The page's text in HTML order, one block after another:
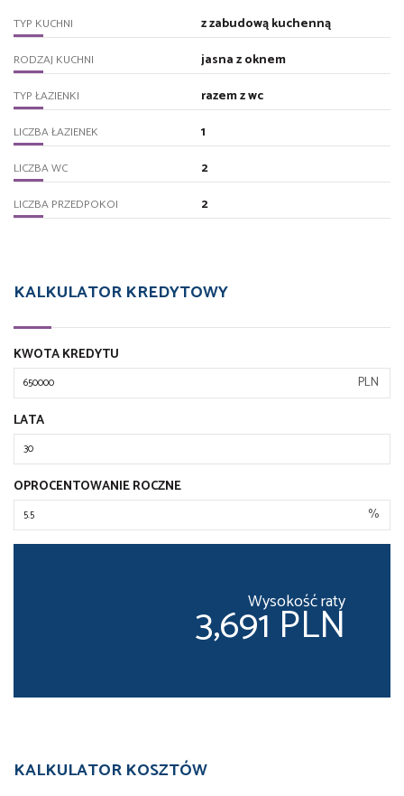
TYP KUCHNI z zabudową kuchenną
RODZAJ KUCHNI jasna z oknem
TYP ŁAZIENKI razem z wc
LICZBA ŁAZIENEK 1
LICZBA WC 2
LICZBA PRZEDPOKOI 2
KALKULATOR KREDYTOWY
KWOTA KREDYTU
PLN
LATA
OPROCENTOWANIE ROCZNE
%
Wysokość raty
3,691 PLN
KALKULATOR KOSZTÓW